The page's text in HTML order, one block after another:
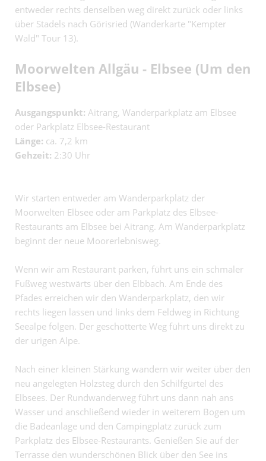
entweder rechts denselben weg direkt zurück oder links
über Stadels nach Görisried (Wanderkarte "Kempter
Wald" Tour 13).
Moorwelten Allgäu - Elbsee (Um den
Elbsee)
Ausgangspunkt: Aitrang, Wanderparkplatz am Elbsee
oder Parkplatz Elbsee-Restaurant
Länge: ca. 7,2 km
Gehzeit: 2:30 Uhr
Wir starten entweder am Wanderparkplatz der
Moorwelten Elbsee oder am Parkplatz des Elbsee-
Restaurants am Elbsee bei Aitrang. Am Wanderparkplatz
beginnt der neue Moorerlebnisweg.
Wenn wir am Restaurant parken, führt uns ein schmaler
Fußweg westwärts über den Elbbach. Am Ende des
Pfades erreichen wir den Wanderparkplatz, den wir
rechts liegen lassen und links dem Feldweg in Richtung
Seealpe folgen. Der geschotterte Weg führt uns direkt zu
der urigen Alpe.
Nach einer kleinen Stärkung wandern wir weiter über den
neu angelegten Holzsteg durch den Schilfgürtel des
Elbsees. Der Rundwanderweg führt uns dann nah ans
Wasser und anschließend wieder in weiterem Bogen um
die Badeanlage und den Campingplatz zurück zum
Parkplatz des Elbsee-Restaurants. Genießen Sie auf der
Terrasse den wunderschönen Blick über den See ins